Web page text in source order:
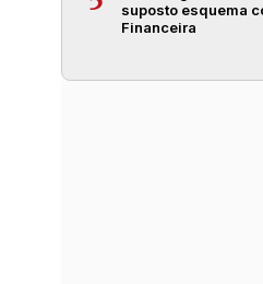
suposto esquema
Financeira